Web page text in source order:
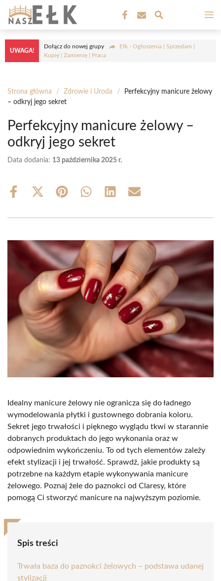
Przejdź
treści
UWAGA!
Dołącz do nowej grupy
Ełk - Ogłoszenia | Sprzedam |
Kupię | Zamienię | Praca
Strona główna / Zdrowie i Uroda /
Perfekcyjny manicure żelowy
– odkryj jego sekret
Perfekcyjny manicure żelowy –
odkryj jego sekret
Data dodania: 13 października 2025 r.
Share
Share
(Twitter)
Share Share Share Share
Idealny manicure żelowy nie ogranicza się do ładnego
wymodelowania płytki i gustownego dobrania koloru.
Sekret jego trwałości i pięknego wyglądu tkwi w starannie
dobranych produktach do jego wykonania oraz w
odpowiednim wykończeniu. To od tych elementów zależy
efekt stylizacji i jej trwałość. Sprawdź, jakie produkty są
potrzebne na każdym etapie wykonywania manicure
żelowego. Poznaj żele do paznokci od Claresy, które
pomogą Ci stworzyć manicure na najwyższym poziomie.
Spis treści
Trwała baza do paznokci żelowych – podstawa udanej
stylizacji